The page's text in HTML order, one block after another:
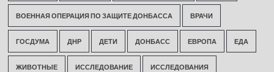
ВОЕННАЯ ОПЕРАЦИЯ ПО ЗАЩИТЕ ДОНБАССА ВРАЧИ
ГОСДУМА ДНР ДЕТИ ДОНБАСС ЕВРОПА ЕДА
ЖИВОТНЫЕ ИССЛЕДОВАНИЕ ИССЛЕДОВАНИЯ